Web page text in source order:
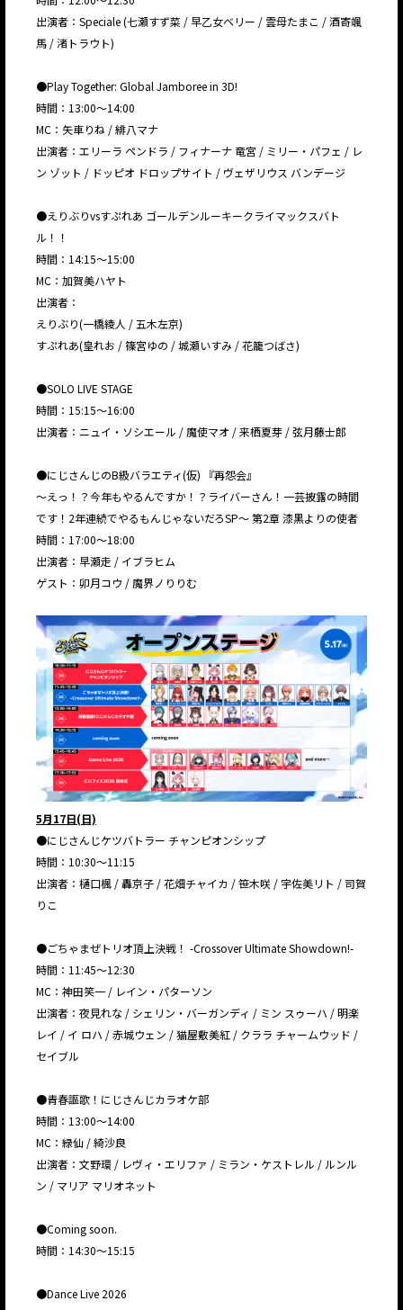
出演者：Speciale (七瀬すず菜 / 早乙女ベリー / 雲母たまこ / 酒寄颯
馬 / 渚トラウト)
●Play Together: Global Jamboree in 3D!
時間：13:00〜14:00
MC：矢車りね / 緋八マナ
出演者：エリーラ ペンドラ / フィナーナ 竜宮 / ミリー・パフェ / レ
ン ゾット / ドッピオ ドロップサイト / ヴェザリウス バンデージ
●えりぶりvsすぷれあ ゴールデンルーキークライマックスバト
ル！！
時間：14:15〜15:00
MC：加賀美ハヤト
出演者：
えりぶり(一橋綾人 / 五木左京)
すぷれあ(皇れお / 篠宮ゆの / 城瀬いすみ / 花籠つばさ)
●SOLO LIVE STAGE
時間：15:15〜16:00
出演者：ニュイ・ソシエール / 魔使マオ / 来栖夏芽 / 弦月藤士郎
●にじさんじのB級バラエティ(仮) 『再怨会』
〜えっ！？今年もやるんですか！？ライバーさん！一芸披露の時間
です！2年連続でやるもんじゃないだろSP〜 第2章 漆黒よりの使者
時間：17:00〜18:00
出演者：早瀬走 / イブラヒム
ゲスト：卯月コウ / 魔界ノりりむ
5月17日(日)
●にじさんじケツバトラー チャンピオンシップ
時間：10:30〜11:15
出演者：樋口楓 / 轟京子 / 花畑チャイカ / 笹木咲 / 宇佐美リト / 司賀
りこ
●ごちゃまぜトリオ頂上決戦！ -Crossover Ultimate Showdown!-
時間：11:45〜12:30
MC：神田笑一 / レイン・パターソン
出演者：夜見れな / シェリン・バーガンディ / ミン スゥーハ / 明楽
レイ / イ ロハ / 赤城ウェン / 猫屋敷美紅 / クララ チャームウッド /
セイブル
●青春謳歌！にじさんじカラオケ部
時間：13:00〜14:00
MC：緑仙 / 綺沙良
出演者：文野環 / レヴィ・エリファ / ミラン・ケストレル / ルンル
ン / マリア マリオネット
●Coming soon.
時間：14:30〜15:15
●Dance Live 2026